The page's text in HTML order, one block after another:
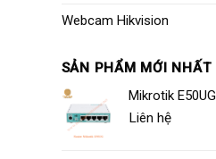
Webcam Hikvision
SẢN PHẨM MỚI NHẤT
Mikrotik E50UG
Liên hệ